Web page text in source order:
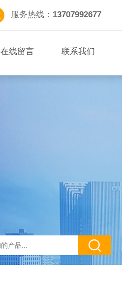
服务热线： 13707992677
在线留言 联系我们